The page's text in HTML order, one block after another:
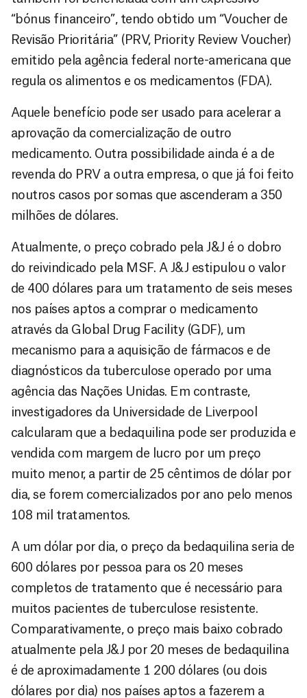
“bónus financeiro”, tendo obtido um “Voucher de
Revisão Prioritária” (PRV, Priority Review Voucher)
emitido pela agência federal norte-americana que
regula os alimentos e os medicamentos (FDA).
Aquele benefício pode ser usado para acelerar a
aprovação da comercialização de outro
medicamento. Outra possibilidade ainda é a de
revenda do PRV a outra empresa, o que já foi feito
noutros casos por somas que ascenderam a 350
milhões de dólares.
Atualmente, o preço cobrado pela J&J é o dobro
do reivindicado pela MSF. A J&J estipulou o valor
de 400 dólares para um tratamento de seis meses
nos países aptos a comprar o medicamento
através da Global Drug Facility (GDF), um
mecanismo para a aquisição de fármacos e de
diagnósticos da tuberculose operado por uma
agência das Nações Unidas. Em contraste,
investigadores da Universidade de Liverpool
calcularam que a bedaquilina pode ser produzida e
vendida com margem de lucro por um preço
muito menor, a partir de 25 cêntimos de dólar por
dia, se forem comercializados por ano pelo menos
108 mil tratamentos.
A um dólar por dia, o preço da bedaquilina seria de
600 dólares por pessoa para os 20 meses
completos de tratamento que é necessário para
muitos pacientes de tuberculose resistente.
Comparativamente, o preço mais baixo cobrado
atualmente pela J&J por 20 meses de bedaquilina
é de aproximadamente 1 200 dólares (ou dois
dólares por dia) nos países aptos a fazerem a